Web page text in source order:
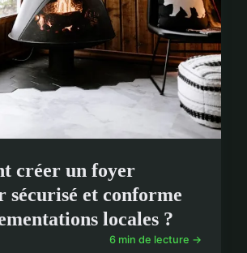
créer un foyer
sécurisé et conforme
locales ?
6 min de lecture →